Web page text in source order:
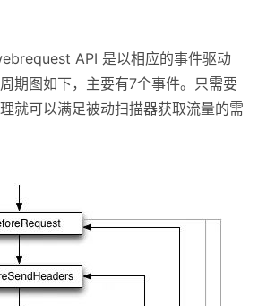
API 是以相应的事件驱动
期图如下，主要有7个事件。只需要
就可以满足被动扫描器获取流量的需